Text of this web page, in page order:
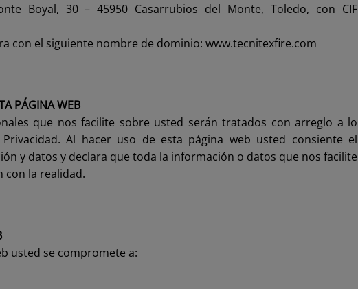
Boyal, 30 – 45950 Casarrubios del Monte, Toledo, con CIF
con el siguiente nombre de dominio: www.tecnitexfire.com
PÁGINA WEB
que nos facilite sobre usted serán tratados con arreglo a lo
Al hacer uso de esta página web usted consiente el
y datos y declara que toda la información o datos que nos facilite
con la realidad.
usted se compromete a: